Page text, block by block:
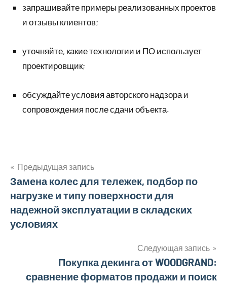
запрашивайте примеры реализованных проектов
и отзывы клиентов;
уточняйте, какие технологии и ПО использует
проектировщик;
обсуждайте условия авторского надзора и
сопровождения после сдачи объекта.
Навигация
по
записям
Предыдущая запись
Замена колес для тележек, подбор по
нагрузке и типу поверхности для
надежной эксплуатации в складских
условиях
Следующая запись
Покупка декинга от WOODGRAND:
сравнение форматов продажи и поиск